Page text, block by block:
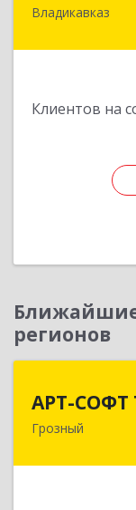
Владикавказ
Клиентов на
регионов
АРТ-СОФТ
Грозный
364013,